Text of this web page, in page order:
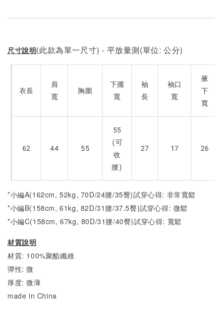
尺寸說明(此款為單一尺寸) - 平放量測(單位: 公分)
衣長
肩
寬
胸圍
下擺
寬
袖
長
袖口
寬
腋
下
寬
62 44 55
55
(可
收
腰)
27 17 26
*小編A(162cm, 52kg, 70D/24腰/35臀)試穿心得: 非常寬鬆
*小編B(158cm, 61kg, 82D/31腰/37.5臀)試穿心得: 微鬆
*小編C(158cm, 67kg, 80D/31腰/40臀)試穿心得: 寬鬆
材質說明
材質: 100%聚酯纖維
彈性: 微
厚度: 微薄
made in China